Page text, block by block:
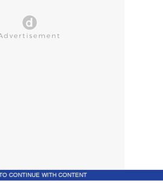
CONTINUE WITH CONTENT